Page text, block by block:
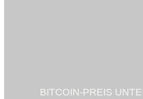
BITCOIN-PREIS